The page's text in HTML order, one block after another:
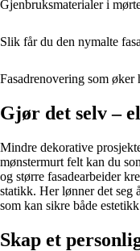
Gjenbruksmaterialer i
Slik får du den nymalte
Fasadrenovering som øker
Gjør det selv –
Mindre dekorative
mønstermurt felt kan du
og større fasadearbeider
statikk. Her lønner det seg
som kan sikre både
Skap et